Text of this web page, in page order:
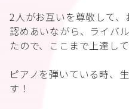
2人がお互いを尊敬して
認めあいながら、ライバ
たので、ここまで上達し
ピアノを弾いている時、
す！